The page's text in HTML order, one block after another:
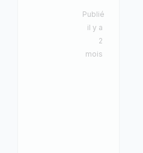
Publié
il y a
2
mois